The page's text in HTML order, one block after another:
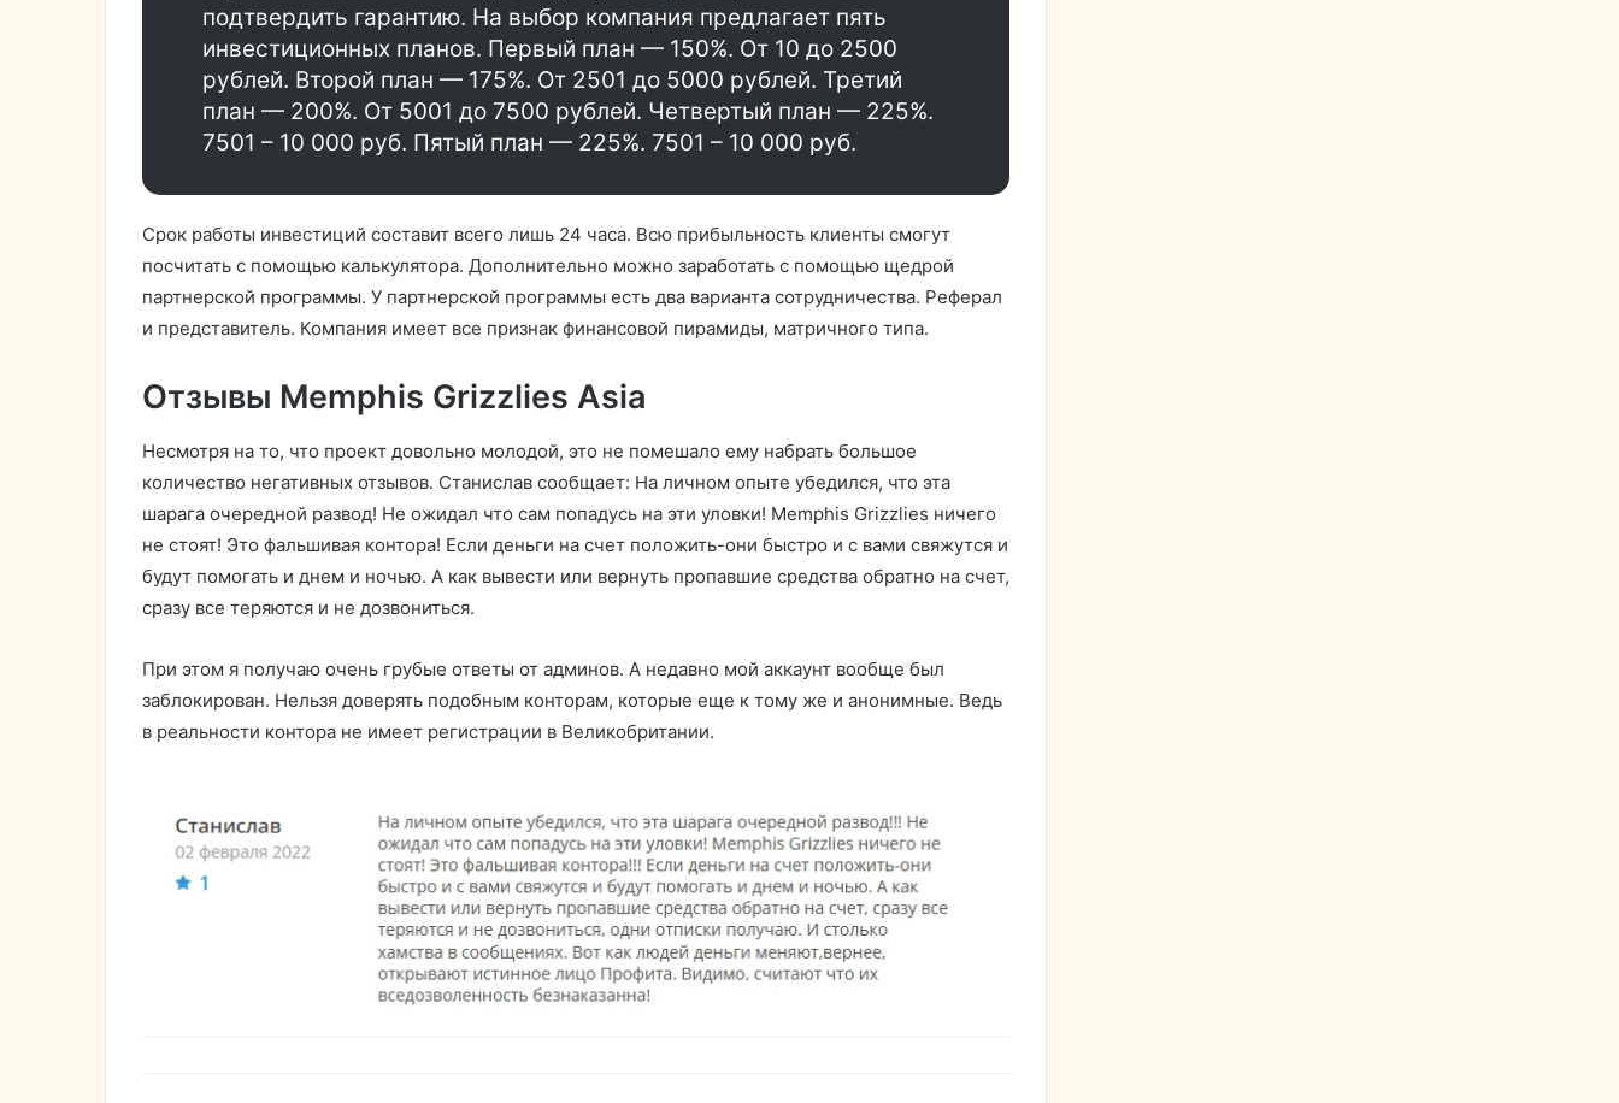
подтвердить гарантию. На выбор компания предлагает пять
инвестиционных планов. Первый план — 150%. От 10 до 2500
рублей. Второй план — 175%. От 2501 до 5000 рублей. Третий
план — 200%. От 5001 до 7500 рублей. Четвертый план — 225%.
7501 – 10 000 руб. Пятый план — 225%. 7501 – 10 000 руб.
Срок работы инвестиций составит всего лишь 24 часа. Всю прибыльность клиенты смогут
посчитать с помощью калькулятора. Дополнительно можно заработать с помощью щедрой
партнерской программы. У партнерской программы есть два варианта сотрудничества. Реферал
и представитель. Компания имеет все признак финансовой пирамиды, матричного типа.
Отзывы Memphis Grizzlies Asia
Несмотря на то, что проект довольно молодой, это не помешало ему набрать большое
количество негативных отзывов. Станислав сообщает: На личном опыте убедился, что эта
шарага очередной развод! Не ожидал что сам попадусь на эти уловки! Memphis Grizzlies ничего
не стоят! Это фальшивая контора! Если деньги на счет положить-они быстро и с вами свяжутся и
будут помогать и днем и ночью. А как вывести или вернуть пропавшие средства обратно на счет,
сразу все теряются и не дозвониться.
При этом я получаю очень грубые ответы от админов. А недавно мой аккаунт вообще был
заблокирован. Нельзя доверять подобным конторам, которые еще к тому же и анонимные. Ведь
в реальности контора не имеет регистрации в Великобритании.